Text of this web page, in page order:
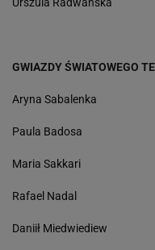
Urszula Radwańska
GWIAZDY ŚWIATOWEGO
Aryna Sabalenka
Paula Badosa
Maria Sakkari
Rafael Nadal
Daniił Miedwiediew